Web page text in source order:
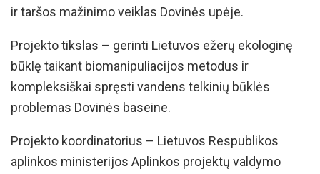
ir taršos mažinimo veiklas Dovinės upėje.
Projekto tikslas – gerinti Lietuvos ežerų ekologinę
būklę taikant biomanipuliacijos metodus ir
kompleksiškai spręsti vandens telkinių būklės
problemas Dovinės baseine.
Projekto koordinatorius – Lietuvos Respublikos
aplinkos ministerijos Aplinkos projektų valdymo